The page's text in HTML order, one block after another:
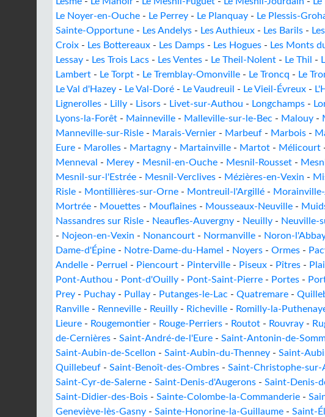
Le Noyer-en-Ouche - Le Perrey - Le Planquay - Le Plessis-
Sainte-Opportune - Les Andelys - Les Authieux - Les Barils -
Croix - Les Bottereaux - Les Damps - Les Hogues - Les Monts
Lessay - Les Trois Lacs - Les Ventes - Le Theil-Nolent - Le Thil -
Lambert - Le Torpt - Le Tremblay-Omonville - Le Troncq - Le
Le Val d'Hazey - Le Val-Doré - Le Vaudreuil - Le Vieil-Évreux -
Lignerolles - Lilly - Lisors - Livet-sur-Authou - Longchamps -
Lyons-la-Forêt - Mainneville - Malleville-sur-le-Bec - Malouy -
Manneville-sur-Risle - Marais-Vernier - Marbeuf - Marbois -
Eure - Marolles - Martagny - Martainville - Martot - Mélicourt
Menneval
- Merey - Mesnil-en-Ouche - Mesnil-Rousset -
Mesnil-sur-l'Estrée - Mesnil-Verclives - Mézières-en-Vexin -
Risle - Montillières-sur-Orne - Montreuil-l'Argillé -
Mortrée - Mouettes - Mouflaines - Mousseaux-Neuville -
Nassandres sur Risle - Neaufles-Auvergny - Neuilly - Neuville-
- Nojeon-en-Vexin - Nonancourt - Normanville - Noron-
Dame-d'Épine - Notre-Dame-du-Hamel - Noyers - Ormes -
Andelle - Perruel - Piencourt - Pinterville - Piseux - Pîtres -
Pont-Authou - Pont-d'Ouilly - Pont-Saint-Pierre - Portes -
Prey - Puchay - Pullay - Putanges-le-Lac - Quatremare -
Ranville - Renneville - Reuilly - Richeville - Romilly-la-
Lieure - Rougemontier - Rouge-Perriers - Routot - Rouvray -
de-Cernières - Saint-André-de-l'Eure - Saint-Antonin-de-
Saint-Aubin-de-Scellon - Saint-Aubin-du-Thenney - Saint-
Quillebeuf - Saint-Benoît-des-Ombres - Saint-Christophe-sur-
Saint-Cyr-de-Salerne - Saint-Denis-d'Augerons - Saint-Denis-
Saint-Didier-des-Bois - Sainte-Colombe-la-Commanderie -
Geneviève-lès-Gasny - Sainte-Honorine-la-Guillaume - Saint-